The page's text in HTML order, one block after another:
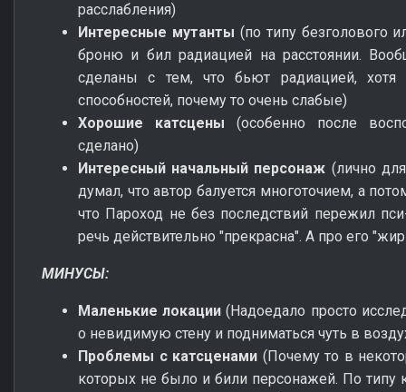
расслабления)
Интересные мутанты (по типу безголового
броню и бил радиацией на расстоянии.
сделаны с тем, что бьют радиацией, хотя
способностей, почему то очень слабые)
Хорошие катсцены (особенно после
сделано)
Интересный начальный персонаж (лично
думал, что автор балуется многоточием, а
что Пароход не без последствий пережил
речь действительно "прекрасна". А про его
МИНУСЫ:
Маленькие локации(Надоедало просто
о невидимую стену и подниматься чуть в
Проблемы с катсценами (Почему то в
которых не было и били персонажей. По типу